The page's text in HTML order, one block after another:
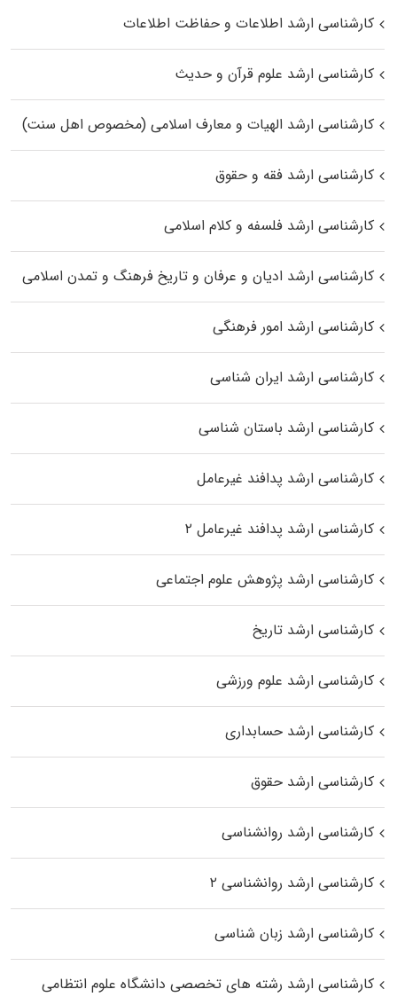
کارشناسی ارشد اطلاعات و حفاظت اطلاعات
کارشناسی ارشد علوم قرآن و حدیث
کارشناسی ارشد الهیات و معارف اسلامی (مخصوص اهل سنت)
کارشناسی ارشد فقه و حقوق
کارشناسی ارشد فلسفه و کلام اسلامی
کارشناسی ارشد ادیان و عرفان و تاریخ فرهنگ و تمدن اسلامی
کارشناسی ارشد امور فرهنگی
کارشناسی ارشد ایران شناسی
کارشناسی ارشد باستان شناسی
کارشناسی ارشد پدافند غیرعامل
کارشناسی ارشد پدافند غیرعامل ۲
کارشناسی ارشد پژوهش علوم اجتماعی
کارشناسی ارشد تاریخ
کارشناسی ارشد علوم ورزشی
کارشناسی ارشد حسابداری
کارشناسی ارشد حقوق
کارشناسی ارشد روانشناسی
کارشناسی ارشد روانشناسی ۲
کارشناسی ارشد زبان شناسی
کارشناسی ارشد رﺷﺘﻪ ﻫﺎی تخصصی داﻧﺸﮕﺎه ﻋﻠﻮم انتظامی